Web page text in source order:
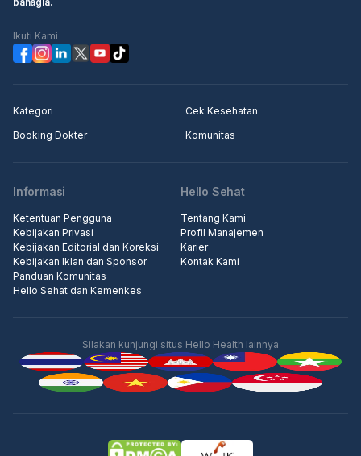
Ikuti Kami
Kategori
Cek Kesehatan
Booking Dokter
Komunitas
Informasi
Ketentuan Pengguna
Kebijakan Privasi
Kebijakan Editorial dan Koreksi
Kebijakan Iklan dan Sponsor
Panduan Komunitas
Hello Sehat dan Kemenkes
Hello Sehat
Tentang Kami
Profil Manajemen
Karier
Kontak Kami
Silakan kunjungi situs Hello Health lainnya